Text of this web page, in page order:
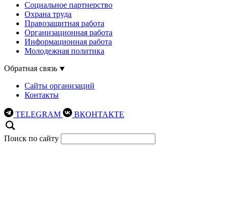
Социальное партнерство
Охрана труда
Правозащитная работа
Организационная работа
Информационная работа
Молодежная политика
Обратная связь
Сайты организаций
Контакты
TELEGRAM ВКОНТАКТЕ
Поиск по сайту